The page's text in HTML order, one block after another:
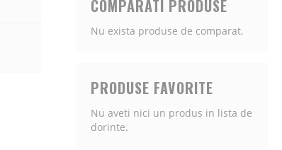
COMPARATI PRODUSE
Nu exista produse de comparat.
PRODUSE FAVORITE
Nu aveti nici un produs in lista de
dorinte.